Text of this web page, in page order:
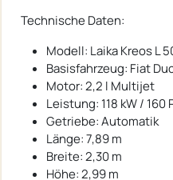
Technische Daten:
Modell: Laika Kreos L
Basisfahrzeug: Fiat
Motor: 2,2 l Multijet
Leistung: 118 kW / 160
Getriebe: Automatik
Länge: 7,89 m
Breite: 2,30 m
Höhe: 2,99 m